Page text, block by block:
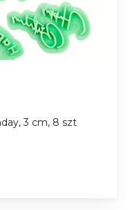
3 cm, 8 szt